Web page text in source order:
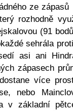
ze zápasů
rozhodně
(91
sehrála
asi ani
zápasech
více
nebo
v základní